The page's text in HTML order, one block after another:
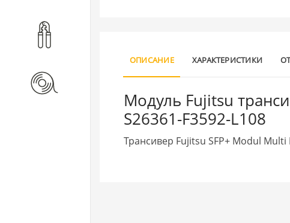
ОПИСАНИЕ ХАРАКТЕРИСТИКИ
Модуль Fujitsu
S26361-F3592-L108
Трансивер Fujitsu SFP+ Modul Multi